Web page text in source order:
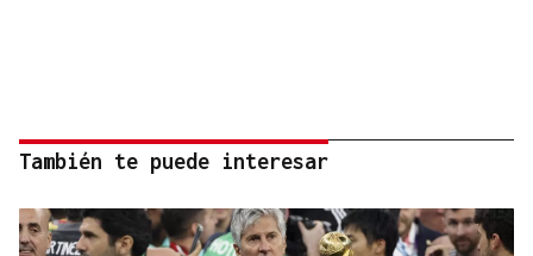
También te puede interesar